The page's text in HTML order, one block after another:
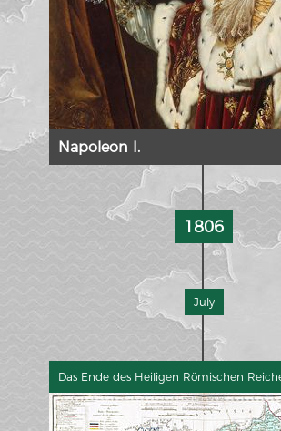
Napoleon I.
1806
July
Das Ende des Heiligen Römischen